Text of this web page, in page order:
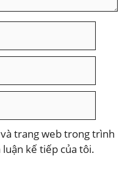
trang web trong trình
kế tiếp của tôi.